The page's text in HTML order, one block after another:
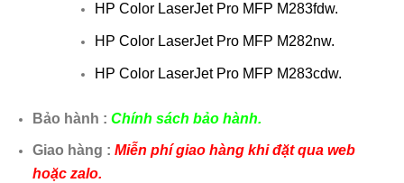
HP Color LaserJet Pro MFP M283fdw.
HP Color LaserJet Pro MFP M282nw.
HP Color LaserJet Pro MFP M283cdw.
Bảo hành : Chính sách bảo hành.
Giao hàng : Miễn phí giao hàng khi đặt qua web
hoặc zalo.